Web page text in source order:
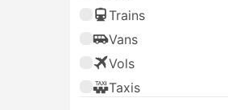
Trains
Vans
Vols
Taxis